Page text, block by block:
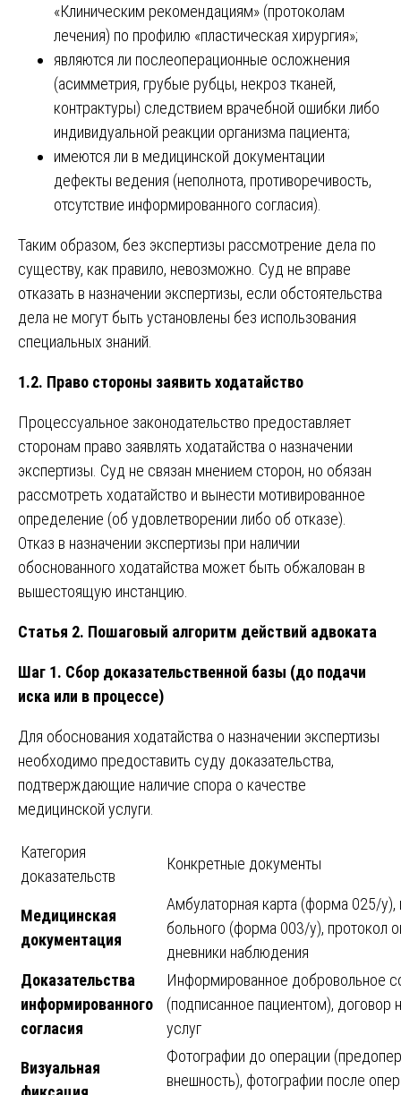
«Клиническим рекомендациям» (протоколам
лечения) по профилю «пластическая хирургия»;
являются ли послеоперационные осложнения
(асимметрия, грубые рубцы, некроз тканей,
контрактуры) следствием врачебной ошибки либо
индивидуальной реакции организма пациента;
имеются ли в медицинской документации
дефекты ведения (неполнота, противоречивость,
отсутствие информированного согласия).
Таким образом, без экспертизы рассмотрение дела по
существу, как правило, невозможно. Суд не вправе
отказать в назначении экспертизы, если обстоятельства
дела не могут быть установлены без использования
специальных знаний.
1.2. Право стороны заявить ходатайство
Процессуальное законодательство предоставляет
сторонам право заявлять ходатайства о назначении
экспертизы. Суд не связан мнением сторон, но обязан
рассмотреть ходатайство и вынести мотивированное
определение (об удовлетворении либо об отказе).
Отказ в назначении экспертизы при наличии
обоснованного ходатайства может быть обжалован в
вышестоящую инстанцию.
Статья 2. Пошаговый алгоритм действий адвоката
Шаг 1. Сбор доказательственной базы (до подачи
иска или в процессе)
Для обоснования ходатайства о назначении экспертизы
необходимо предоставить суду доказательства,
подтверждающие наличие спора о качестве
медицинской услуги.
Категория
доказательств
Конкретные документы
Медицинская
документация
Амбулаторная карта (форма 025/у),
больного (форма 003/у), протокол
дневники наблюдения
Доказательства
информированного
согласия
Информированное добровольное
(подписанное пациентом), договор
услуг
Визуальная
Фотографии до операции
внешность), фотографии после